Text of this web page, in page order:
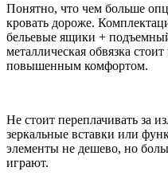
Понятно, что чем больше
кровать дороже.
бельевые ящики +
металлическая обвязка
повышенным комфортом.
Не стоит переплачивать за
зеркальные вставки или
элементы не дешево, но
играют.